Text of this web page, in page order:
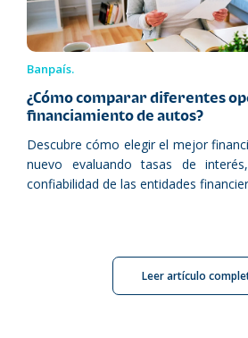
Banpaís.
¿Cómo comparar diferentes
financiamiento de autos?
Descubre cómo elegir el mejor
nuevo evaluando tasas de
confiabilidad de las entidades
Leer artículo